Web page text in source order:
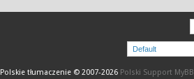
Polskie tłumaczenie © 2007-2026 Polski Support MyBB